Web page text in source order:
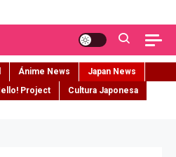
Ánime News
Japan News
Project
Cultura Japonesa